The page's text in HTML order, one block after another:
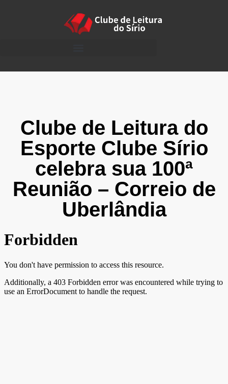
Clube de Leitura do
Esporte Clube Sírio
celebra sua 100ª
Reunião – Correio de
Uberlândia